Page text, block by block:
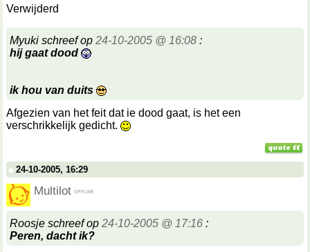
Verwijderd
Myuki schreef op 24-10-2005 @ 16:08 :
hij gaat dood
ik hou van duits
Afgezien van het feit dat ie dood gaat, is het een
verschrikkelijk gedicht.
24-10-2005, 16:29
Multilot
Roosje schreef op 24-10-2005 @ 17:16 :
Peren, dacht ik?